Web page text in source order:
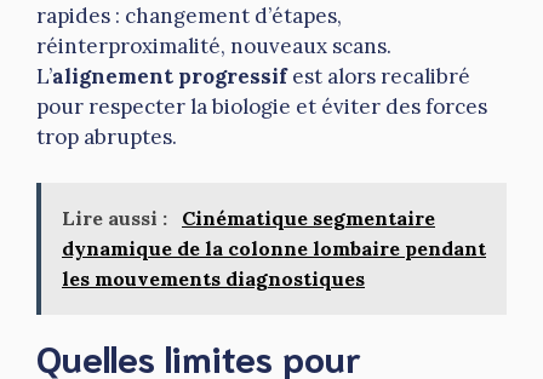
rapides : changement d’étapes,
réinterproximalité, nouveaux scans.
L’alignement progressifest alors recalibré
pour respecter la biologie et éviter des forces
trop abruptes.
Lire aussi :
Cinématique segmentaire
dynamique de la colonne lombaire pendant
les mouvements diagnostiques
Quelles limites pour